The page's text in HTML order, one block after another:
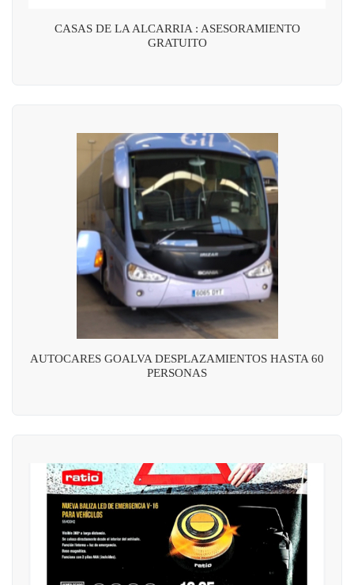
CASAS DE LA ALCARRIA : ASESORAMIENTO
GRATUITO
AUTOCARES GOALVA DESPLAZAMIENTOS HASTA 60
PERSONAS